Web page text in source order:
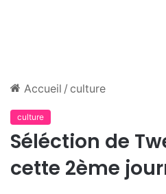
Accueil / culture
culture
Séléction de
cette 2ème